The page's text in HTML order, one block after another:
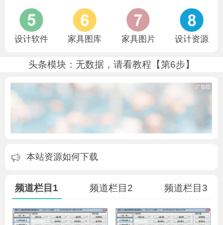
设计软件 家具图库 家具图片 设计资源
头条模块：无数据，请看教程【第6步】
本站资源如何下载
本站资源如何下载
本站资源如何下载
频道栏目1 频道栏目2 频道栏目3